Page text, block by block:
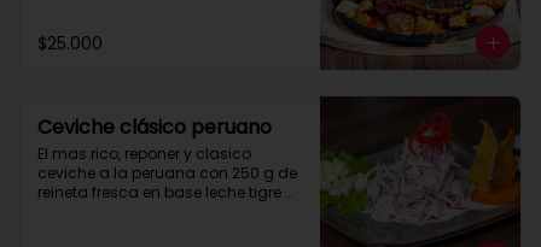
$25.000
Ceviche clásico peruano
El mas rico, reponer y clasico
ceviche a la peruana con 250 g de
reineta fresca en base leche tigre